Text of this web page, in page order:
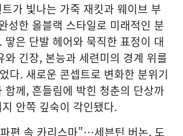
가 빛나는 가죽 재킷과 웨이브 부
성한 올블랙 스타일로 미래적인 분
땋은 단발 헤어와 묵직한 표정이 대
와 긴장, 본능과 세련미의 경계 위를
다. 새로운 콘셉트로 변화한 분위기
함께, 흔들림에 박힌 청춘의 단상까
안쪽 깊숙이 각인됐다.